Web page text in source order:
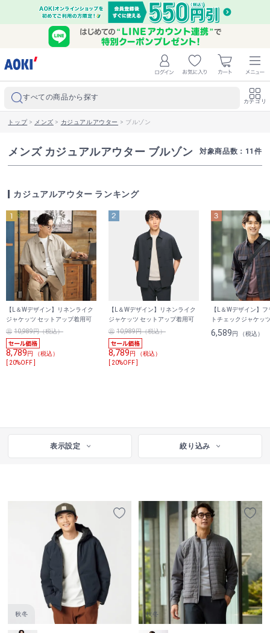
すべての商品から探す カテゴリ
トップ> メンズ > カジュアルアウター > ブルゾン
メンズ カジュアルアウター ブルゾン 対象商品数： 11 件
カジュアルアウター ランキング
【L＆Wデザイン】リネンライク
ジャケッツ セットアップ着用可
10,989円（税込）
8,789円 （税込）
[ 20%OFF ]
【L＆Wデザイン】リネンライク
ジャケッツ セットアップ着用可
10,989円（税込）
8,789円 （税込）
[ 20%OFF ]
【L＆Wデザイン】
トチェックジャケッ
6,589円 （税込）
表示設定 絞り込み